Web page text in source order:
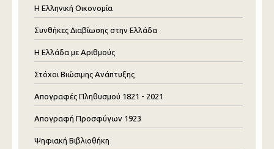
Η Ελληνική Οικονομία
Συνθήκες Διαβίωσης στην Ελλάδα
Η Ελλάδα με Αριθμούς
Στόχοι Βιώσιμης Ανάπτυξης
Απογραφές Πληθυσμού 1821 - 2021
Απογραφή Προσφύγων 1923
Ψηφιακή Βιβλιοθήκη